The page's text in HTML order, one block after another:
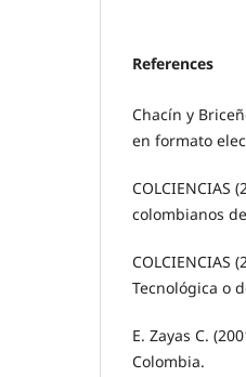
References
Chacín y
en formato
COLCIENCIAS
colombianos
Tecnológica o
E. Zayas C.
Colombia.